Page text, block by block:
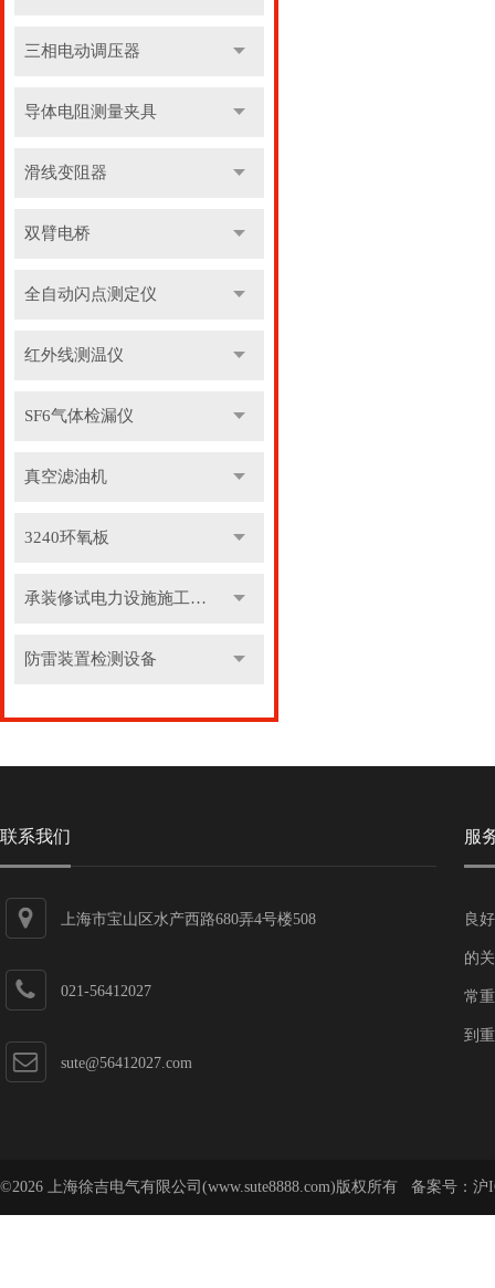
三相电动调压器
导体电阻测量夹具
滑线变阻器
双臂电桥
全自动闪点测定仪
红外线测温仪
SF6气体检漏仪
真空滤油机
3240环氧板
承装修试电力设施施工机具
防雷装置检测设备
联系我们
上海市宝山区水产西路680弄4号楼508
021-56412027
sute@56412027.com
服
良
的
常
到
©2026 上海徐吉电气有限公司(www.sute8888.com)版权所有 备案号： 沪